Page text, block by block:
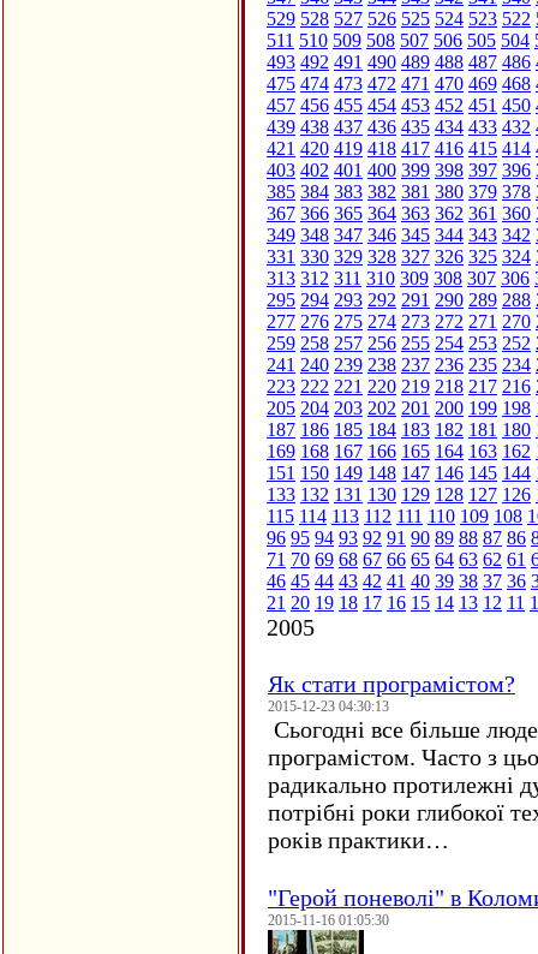
529 528 527 526 525 524 523 522
511 510 509 508 507 506 505 504
493 492 491 490 489 488 487 486
475 474 473 472 471 470 469 468
457 456 455 454 453 452 451 450
439 438 437 436 435 434 433 432
421 420 419 418 417 416 415 414
403 402 401 400 399 398 397 396
385 384 383 382 381 380 379 378
367 366 365 364 363 362 361 360
349 348 347 346 345 344 343 342
331 330 329 328 327 326 325 324
313 312 311 310 309 308 307 306
295 294 293 292 291 290 289 288
277 276 275 274 273 272 271 270
259 258 257 256 255 254 253 252
241 240 239 238 237 236 235 234
223 222 221 220 219 218 217 216
205 204 203 202 201 200 199 198
187 186 185 184 183 182 181 180
169 168 167 166 165 164 163 162
151 150 149 148 147 146 145 144
133 132 131 130 129 128 127 126
115 114 113 112 111 110 109 108
96 95 94 93 92 91 90 89 88 87 86
71 70 69 68 67 66 65 64 63 62 61
46 45 44 43 42 41 40 39 38 37 36
21 20 19 18 17 16 15 14 13 12 11
2005
Як стати програмістом?
2015-12-23 04:30:13
Сьогодні все більше
програмістом. Часто з
радикально протилежні
потрібні роки глибокої
років практики…
"Герой поневолі" в
2015-11-16 01:05:30